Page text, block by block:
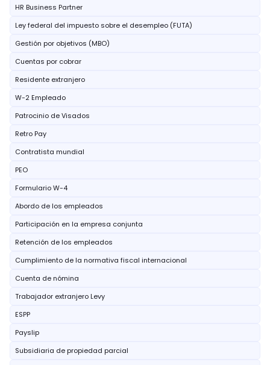
HR Business Partner
Ley federal del impuesto sobre el desempleo (FUTA)
Gestión por objetivos (MBO)
Cuentas por cobrar
Residente extranjero
W-2 Empleado
Patrocinio de Visados
Retro Pay
Contratista mundial
PEO
Formulario W-4
Abordo de los empleados
Participación en la empresa conjunta
Retención de los empleados
Cumplimiento de la normativa fiscal internacional
Cuenta de nómina
Trabajador extranjero Levy
ESPP
Payslip
Subsidiaria de propiedad parcial